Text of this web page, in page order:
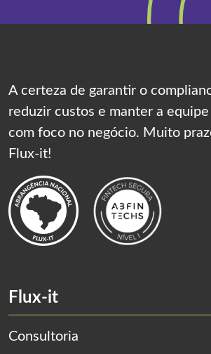
A certeza de garantir o
reduzir custos e manter a
com foco no negócio. Muito
Flux-it!
Flux-it
Consultoria